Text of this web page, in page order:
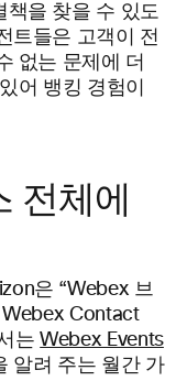
책을 찾을 수 있도
트들은 고객이 전
없는 문제에 더
어 뱅킹 경험이
전체에
은 “Webex 브
Webex Contact
는Webex Events
알려 주는 월간 가